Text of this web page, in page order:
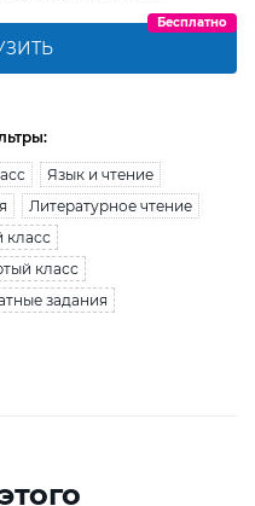
Бесплатно
Язык и чтение
Литературное чтение
класс
класс
задания